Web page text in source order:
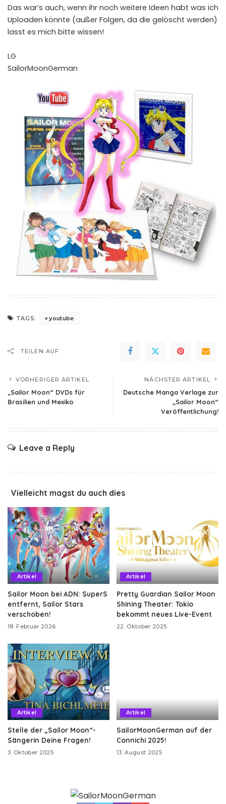
Das war’s auch, wenn ihr noch weitere Ideen habt was ich
Uploaden könnte (außer Folgen, da die gelöscht werden)
lasst es mich bitte wissen!
LG
SailorMoonGerman
TAGS: youtube
TEILEN AUF
VORHERIGER ARTIKEL
„Sailor Moon“ DVDs für
Brasilien und Mexiko
NÄCHSTER ARTIKEL
Deutsche Manga Verlage zur
„Sailor Moon“
Veröffentlichung!
Leave a Reply
Vielleicht magst du auch dies
Artikel
Sailor Moon bei ADN: SuperS
entfernt, Sailor Stars
verschoben!
18. Februar 2026
Artikel
Pretty Guardian Sailor Moon
Shining Theater: Tokio
bekommt neues Live-Event
22. Oktober 2025
Artikel
Stelle der „Sailor Moon“-
Sängerin Deine Fragen!
3. Oktober 2025
Artikel
SailorMoonGerman auf der
Connichi 2025!
13. August 2025